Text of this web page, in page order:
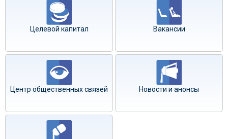
Целевой капитал Вакансии
Центр общественных связей Новости и анонсы